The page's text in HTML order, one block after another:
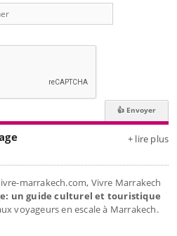
+ lire plus
marrakech.com, Vivre Marrakech
un guide culturel et touristique
voyageurs en escale à Marrakech.